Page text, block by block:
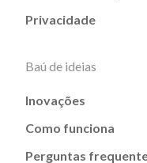
Privacidade
Baú de ideias
Inovações
Como funciona
Perguntas